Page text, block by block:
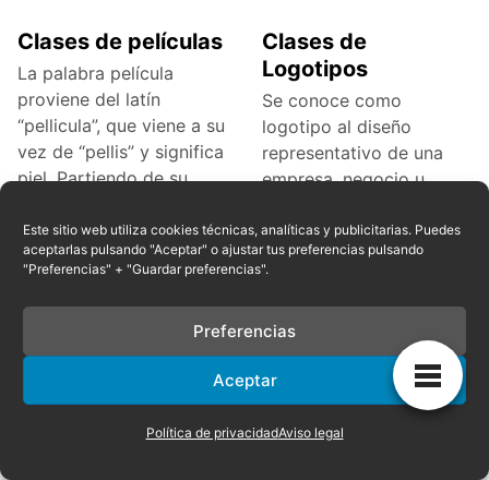
Este sitio web utiliza cookies técnicas, analíticas y publicitarias. Puedes
aceptarlas pulsando "Aceptar" o ajustar tus preferencias pulsando
"Preferencias" + "Guardar preferencias".
Aceptar
Preferencias
Política de privacidadAviso legal
Clases de películas
La palabra película
proviene del latín
“pellicula”, que viene a su
vez de “pellis” y significa
piel. Partiendo de su
Clases de
Logotipos
Se conoce como
logotipo al diseño
representativo de una
empresa, negocio u
por letras. Este diseño
permite que
Clases de flauta
viento, cuyo término es
Clases de
Fotografias
considera como el arte